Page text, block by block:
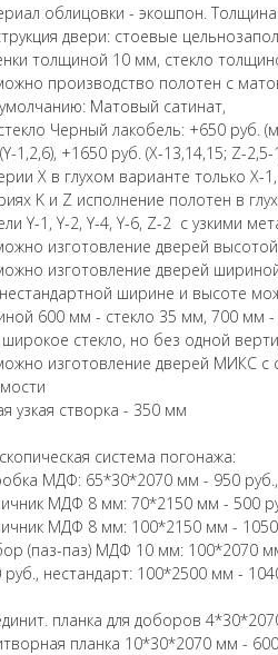
облицовки - экошпон.
двери: стоевые
толщиной 10 мм, стекло
производство полотен с
Матовый сатинат,
Черный лакобель: +650 руб.
1,2,6), +1650 руб. (X-13,14,15; Z-
X в глухом варианте только X-
K и Z исполнение полотен в
Y-1, Y-2, Y-4, Y-6, Z-2 с узкими
изготовление дверей
изготовление дверей
ширине и высоте
600 мм - стекло 35 мм, 700 мм
стекло, но без одной
изготовление дверей МИКС
узкая створка - 350 мм
система погонажа:
МДФ: 65*30*2070 мм - 950
МДФ 8 мм: 70*2150 мм - 500
МДФ 8 мм: 100*2150 мм -
(паз-паз) МДФ 10 мм: 100*2070
руб., нестандарт: 100*2500 мм -
планка для доборов
планка 10*30*2070 мм -